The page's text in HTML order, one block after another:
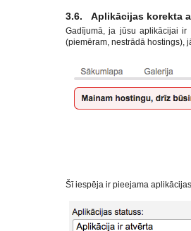
3.6. Aplikācijas korekta
Gadījumā, ja jūsu aplikācijai ir
(piemēram, nestrādā hostings),
Šī iespēja ir pieejama